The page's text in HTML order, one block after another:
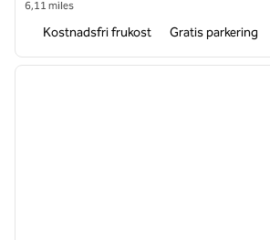
6,11 miles
Kostnadsfri frukost Gratis parkering
1 av 12